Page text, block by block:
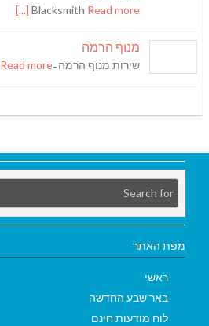
Blacksmith Read more [...]
מנוף הרמה
שירות מנוף הרמה ̵Read more [...]
מפת האתר
ראשי
באר שבע החדשה
לוח מודעות חינם